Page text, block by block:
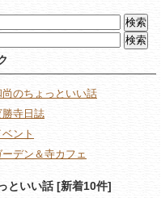
尚のちょっといい話
勝寺日誌
ベント
ーデン＆寺カフェ
といい話 [新着10件]